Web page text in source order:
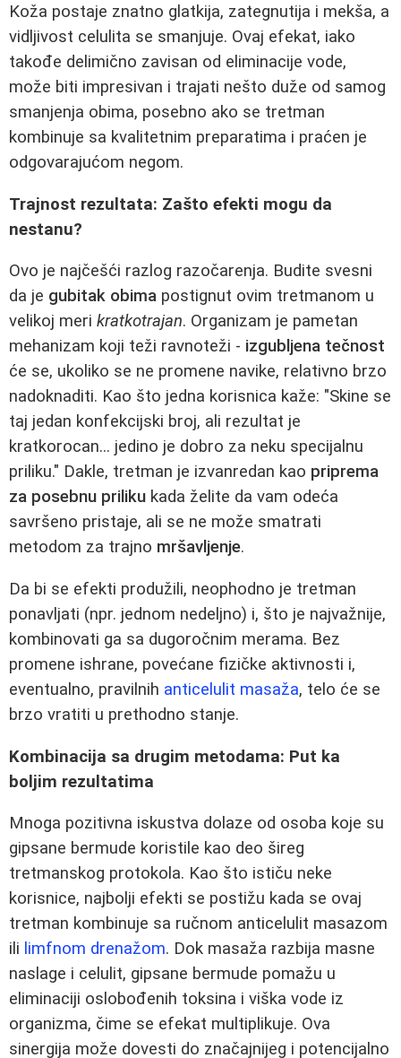
Koža postaje znatno glatkija, zategnutija i mekša, a
vidljivost celulita se smanjuje. Ovaj efekat, iako
takođe delimično zavisan od eliminacije vode,
može biti impresivan i trajati nešto duže od samog
smanjenja obima, posebno ako se tretman
kombinuje sa kvalitetnim preparatima i praćen je
odgovarajućom negom.
Trajnost rezultata: Zašto efekti mogu da
nestanu?
Ovo je najčešći razlog razočarenja. Budite svesni
da je gubitak obima postignut ovim tretmanom u
velikoj meri kratkotrajan. Organizam je pametan
mehanizam koji teži ravnoteži - izgubljena tečnost
će se, ukoliko se ne promene navike, relativno brzo
nadoknaditi. Kao što jedna korisnica kaže: "Skine se
taj jedan konfekcijski broj, ali rezultat je
kratkorocan... jedino je dobro za neku specijalnu
priliku." Dakle, tretman je izvanredan kao priprema
za posebnu priliku kada želite da vam odeća
savršeno pristaje, ali se ne može smatrati
metodom za trajno mršavljenje.
Da bi se efekti produžili, neophodno je tretman
ponavljati (npr. jednom nedeljno) i, što je najvažnije,
kombinovati ga sa dugoročnim merama. Bez
promene ishrane, povećane fizičke aktivnosti i,
eventualno, pravilnih anticelulit masaža, telo će se
brzo vratiti u prethodno stanje.
Kombinacija sa drugim metodama: Put ka
boljim rezultatima
Mnoga pozitivna iskustva dolaze od osoba koje su
gipsane bermude koristile kao deo šireg
tretmanskog protokola. Kao što ističu neke
korisnice, najbolji efekti se postižu kada se ovaj
tretman kombinuje sa ručnom anticelulit masazom
ili limfnom drenažom. Dok masaža razbija masne
naslage i celulit, gipsane bermude pomažu u
eliminaciji oslobođenih toksina i viška vode iz
organizma, čime se efekat multiplikuje. Ova
sinergija može dovesti do značajnijeg i potencijalno